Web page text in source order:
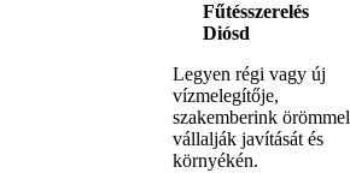
Fűtésszerelés
Diósd
Legyen régi vagy új
vízmelegítője,
szakemberink örömmel
vállalják javítását és
környékén.